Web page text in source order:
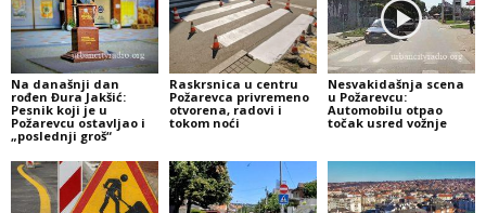
Na današnji dan
rođen Đura Jakšić:
Pesnik koji je u
Požarevcu ostavljao i
„poslednji groš“
Raskrsnica u centru
Požarevca privremeno
otvorena, radovi i
tokom noći
Nesvakidašnja scena
u Požarevcu:
Automobilu otpao
točak usred vožnje